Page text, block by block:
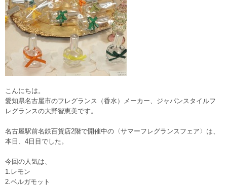
こんにちは。
愛知県名古屋市のフレグランス（香水）メーカー、ジャパンスタイルフ
レグランスの大野智恵美です。
名古屋駅前名鉄百貨店2階で開催中の〈サマーフレグランスフェア〉は、
本日、4日目でした。
今回の人気は、
1.レモン
2.ベルガモット